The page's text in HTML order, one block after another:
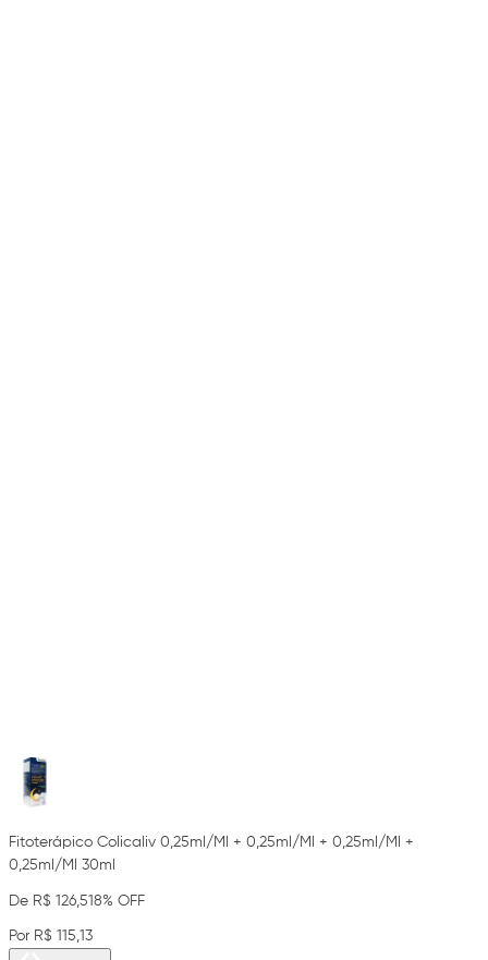
Fitoterápico Colicaliv 0,25ml/Ml + 0,25ml/Ml + 0,25ml/Ml +
0,25ml/Ml 30ml
De R$ 126,518% OFF
Por R$ 115,13